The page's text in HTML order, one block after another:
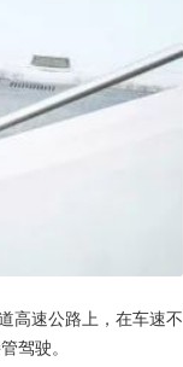
高速公路上，在车速不
驾驶。